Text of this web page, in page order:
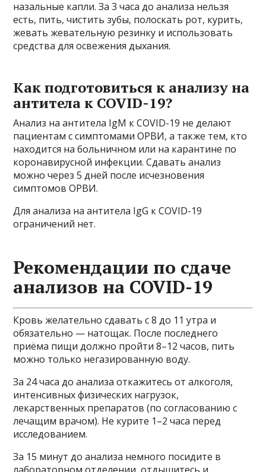
назальные капли. За 3 часа до анализа нельзя
есть, пить, чистить зубы, полоскать рот, курить,
жевать жевательную резинку и использовать
средства для освежения дыхания.
Как подготовиться к анализу на
антитела к COVID-19?
Анализ на антитела IgM к COVID-19 не делают
пациентам с симптомами ОРВИ, а также тем, кто
находится на больничном или на карантине по
коронавирусной инфекции. Сдавать анализ
можно через 5 дней после исчезновения
симптомов ОРВИ.
Для анализа на антитела IgG к COVID-19
ограничений нет.
Рекомендации по сдаче
анализов на COVID-19
Кровь желательно сдавать с 8 до 11 утра и
обязательно — натощак. После последнего
приёма пищи должно пройти 8–12 часов, пить
можно только негазированную воду.
За 24 часа до анализа откажитесь от алкоголя,
интенсивных физических нагрузок,
лекарственных препаратов (по согласованию с
лечащим врачом). Не курите 1–2 часа перед
исследованием.
За 15 минут до анализа немного посидите в